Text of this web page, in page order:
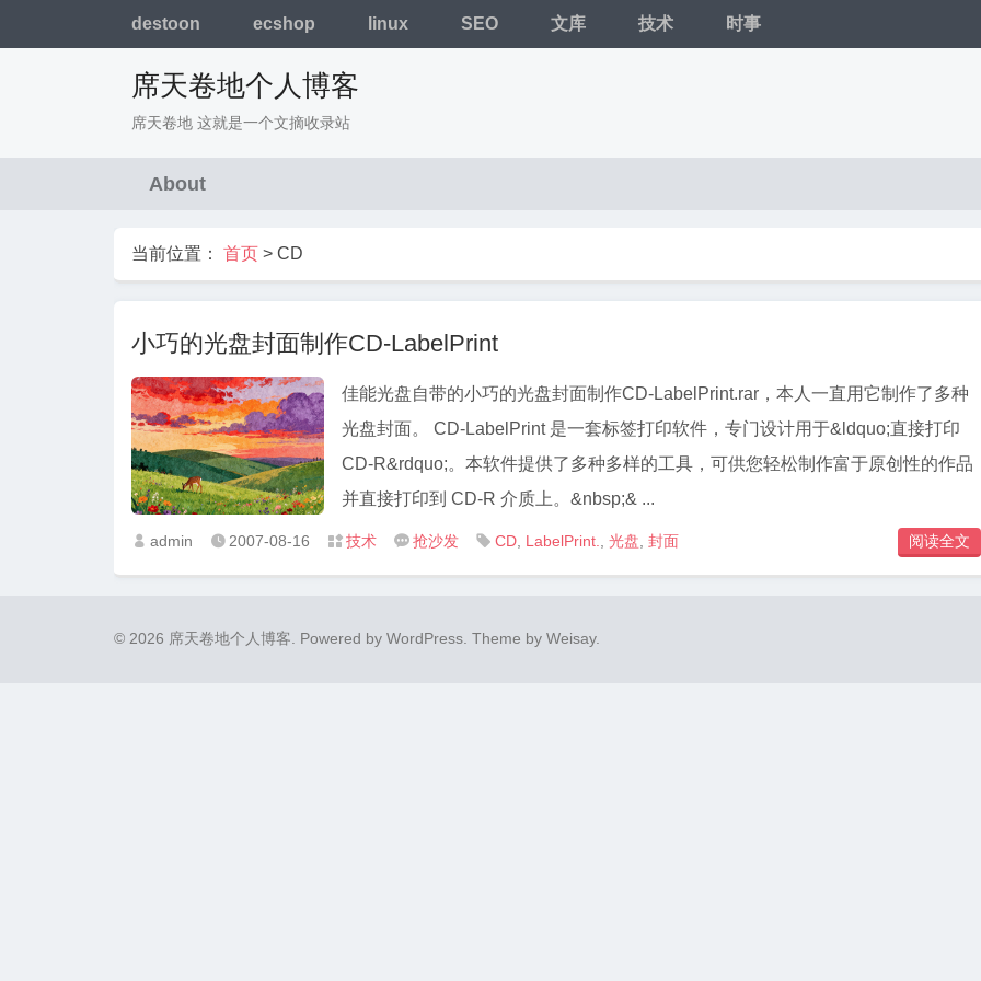
destoon ecshop linux SEO 文库 技术 时事
席天卷地个人博客
席天卷地 这就是一个文摘收录站
About
当前位置： 首页 > CD
小巧的光盘封面制作CD-LabelPrint
佳能光盘自带的小巧的光盘封面制作CD-LabelPrint.rar，本人一直用它制作了多种
光盘封面。 CD-LabelPrint 是一套标签打印软件，专门设计用于&ldquo;直接打印
CD-R&rdquo;。本软件提供了多种多样的工具，可供您轻松制作富于原创性的作品
并直接打印到 CD-R 介质上。&nbsp;& ...
 admin  2007-08-16  技术  抢沙发  CD LabelPrint. 光盘 封面 阅读全文
© 2026 席天卷地个人博客. Powered by WordPress . Theme by Weisay.